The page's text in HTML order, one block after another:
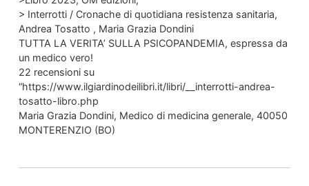
> Interrotti / Cronache di quotidiana resistenza sanitaria,
Andrea Tosatto , Maria Grazia Dondini
TUTTA LA VERITA’ SULLA PSICOPANDEMIA, espressa da
un medico vero!
22 recensioni su
“https://www.ilgiardinodeilibri.it/libri/__interrotti-andrea-
tosatto-libro.php
Maria Grazia Dondini, Medico di medicina generale, 40050
MONTERENZIO (BO)